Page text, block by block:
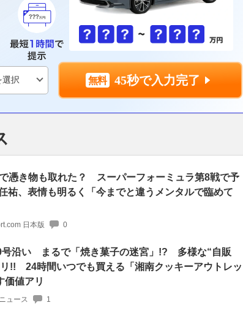
45秒で入力完了
憑き物も取れた？ スーパーフォーミュラ第8戦で予
祐、表情も明るく「今までと違うメンタルで臨めて
日本版 0
号沿い まるで「焼き菓子の迷宮」!? 多様な“自販
!! 24時間いつでも買える「湘南クッキーアウトレッ
価値アリ
ュース 1